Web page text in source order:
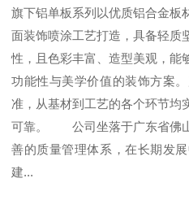
旗下铝单板系列以优质铝合金板
面装饰喷涂工艺打造，具备轻质
性，且色彩丰富、造型美观，能
功能性与美学价值的装饰方案
准，从基材到工艺的各个环节均
可靠。 公司坐落于广东省佛
善的质量管理体系，在长期发
建...